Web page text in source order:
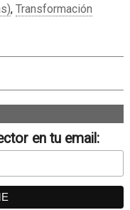
, Transformación
en tu email: